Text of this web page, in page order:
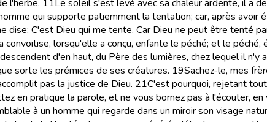
l'herbe. 11Le soleil s'est levé avec sa chaleur ardente, il a
qui supporte patiemment la tentation; car, après avoir
dise: C'est Dieu qui me tente. Car Dieu ne peut être tenté
convoitise, lorsqu'elle a conçu, enfante le péché; et le
d'en haut, du Père des lumières, chez lequel il n'y
sorte les prémices de ses créatures. 19Sachez-le, mes
pas la justice de Dieu. 21C'est pourquoi, rejetant
en pratique la parole, et ne vous bornez pas à l'écouter,
à un homme qui regarde dans un miroir son visage